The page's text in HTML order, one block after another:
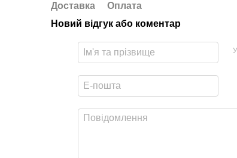
Доставка
Оплата
Новий відгук або коментар